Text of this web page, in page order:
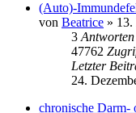
(Auto)-
von Beatrice »
3 Antworten
47762
Letzter
24.
chronische Darm-